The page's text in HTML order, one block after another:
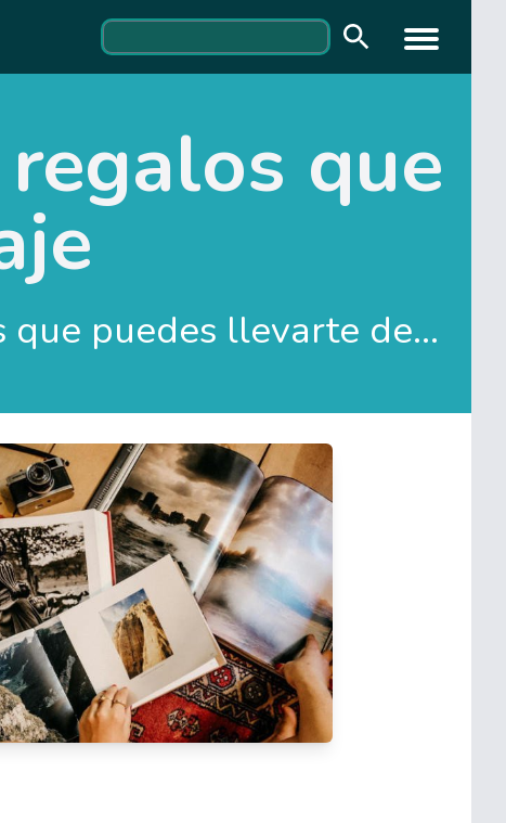
que
Los mejores recuerdos y regalos que puedes llevarte de un viaje